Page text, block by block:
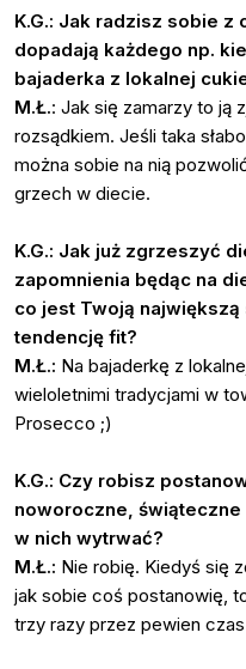
K.G.: Jak radzisz sobie z
dopadają każdego np.
bajaderka z lokalnej
M.Ł.: Jak się zamarzy to ją
rozsądkiem. Jeśli taka
można sobie na nią
grzech w diecie.
K.G.: Jak już zgrzeszyć
zapomnienia będąc na
co jest Twoją największą
tendencję fit?
M.Ł.: Na bajaderkę z
wieloletnimi tradycjami w
Prosecco ;)
K.G.: Czy robisz
noworoczne,
w nich wytrwać?
M.Ł.: Nie robię. Kiedyś się
jak sobie coś postanowię,
trzy razy przez pewien